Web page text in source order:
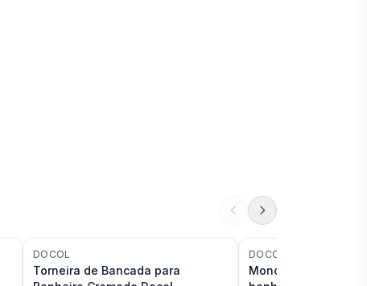
DOCOL
Torneira de Bancada para
DOCOL
Monocomando de